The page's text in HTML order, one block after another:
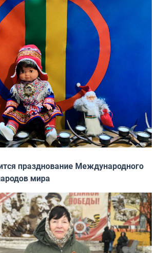
празднование Международного
мира